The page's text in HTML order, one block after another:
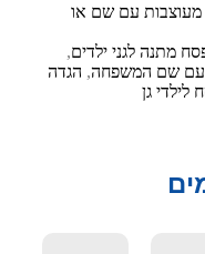
מעוצבות עם שם או
מתנה לגני ילדים,
עם שם המשפחה, הגדה
גן